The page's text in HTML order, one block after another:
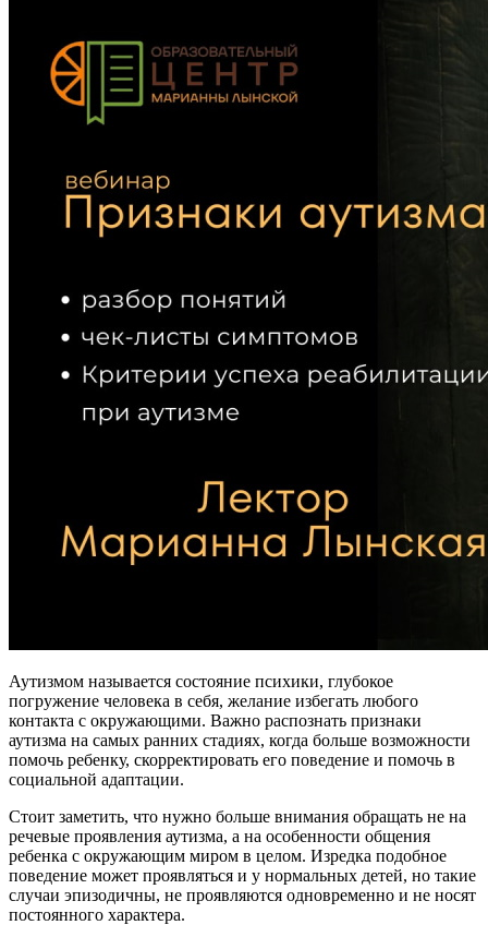
Аутизмом называется состояние психики, глубокое
погружение человека в себя, желание избегать любого
контакта с окружающими. Важно распознать признаки
аутизма на самых ранних стадиях, когда больше возможности
помочь ребенку, скорректировать его поведение и помочь в
социальной адаптации.
Стоит заметить, что нужно больше внимания обращать не на
речевые проявления аутизма, а на особенности общения
ребенка с окружающим миром в целом. Изредка подобное
поведение может проявляться и у нормальных детей, но такие
случаи эпизодичны, не проявляются одновременно и не носят
постоянного характера.